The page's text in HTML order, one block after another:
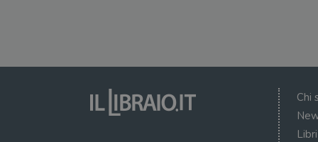
Chi
wordpress_sec_[hash]
CookieScriptConsent